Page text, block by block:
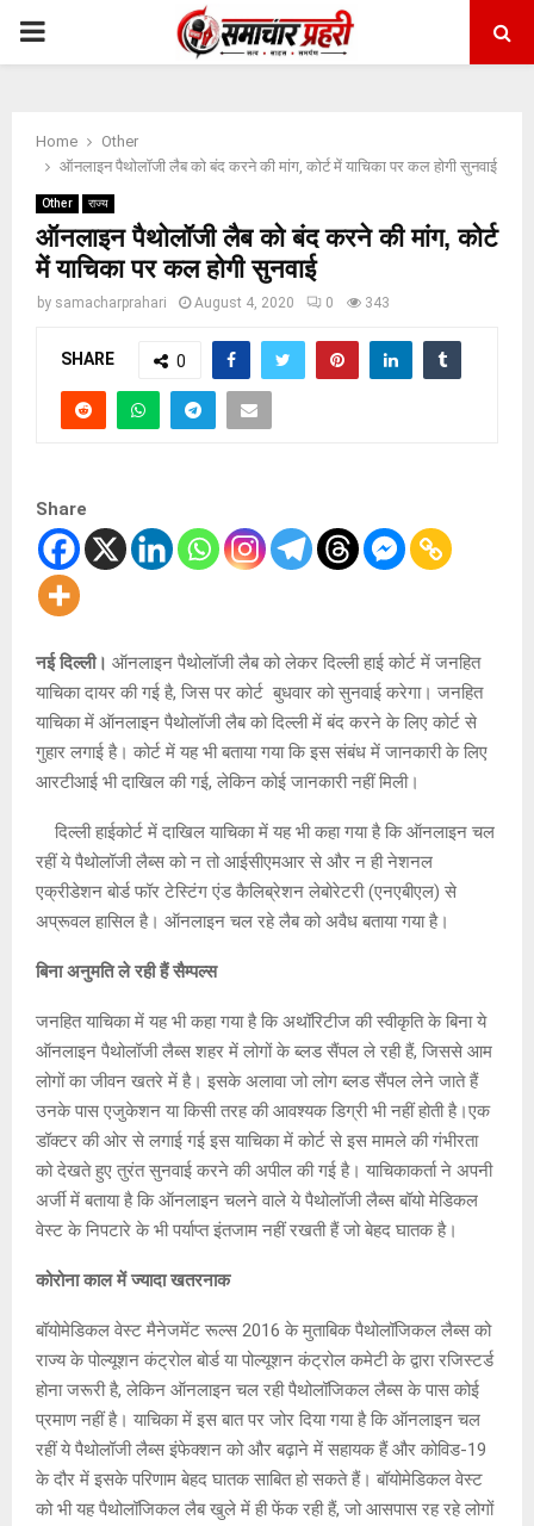
PRIMARY
Home
Other
ऑनलाइन पैथोलॉजी लैब को बंद करने की मांग, कोर्ट में याचिका पर कल होगी सुनवाई
Other राज्य
ऑनलाइन पैथोलॉजी लैब को बंद करने की मांग, कोर्ट
में याचिका पर कल होगी सुनवाई
by samacharprahari August 4, 2020 0 343
SHARE 0
Share
नई दिल्ली। ऑनलाइन पैथोलॉजी लैब को लेकर दिल्ली हाई कोर्ट में जनहित
याचिका दायर की गई है, जिस पर कोर्ट बुधवार को सुनवाई करेगा। जनहित
याचिका में ऑनलाइन पैथोलॉजी लैब को दिल्ली में बंद करने के लिए कोर्ट से
गुहार लगाई है। कोर्ट में यह भी बताया गया कि इस संबंध में जानकारी के लिए
आरटीआई भी दाखिल की गई, लेकिन कोई जानकारी नहीं मिली।
दिल्ली हाईकोर्ट में दाखिल याचिका में यह भी कहा गया है कि ऑनलाइन चल
रहीं ये पैथोलॉजी लैब्स को न तो आईसीएमआर से और न ही नेशनल
एक्रीडेशन बोर्ड फॉर टेस्टिंग एंड कैलिब्रेशन लेबोरेटरी (एनएबीएल) से
अप्रूवल हासिल है। ऑनलाइन चल रहे लैब को अवैध बताया गया है।
बिना अनुमति ले रही हैं सैम्पल्स
जनहित याचिका में यह भी कहा गया है कि अथॉरिटीज की स्वीकृति के बिना ये
ऑनलाइन पैथोलॉजी लैब्स शहर में लोगों के ब्लड सैंपल ले रही हैं, जिससे आम
लोगों का जीवन खतरे में है। इसके अलावा जो लोग ब्लड सैंपल लेने जाते हैं
उनके पास एजुकेशन या किसी तरह की आवश्यक डिग्री भी नहीं होती है।एक
डॉक्टर की ओर से लगाई गई इस याचिका में कोर्ट से इस मामले की गंभीरता
को देखते हुए तुरंत सुनवाई करने की अपील की गई है। याचिकाकर्ता ने अपनी
अर्जी में बताया है कि ऑनलाइन चलने वाले ये पैथोलॉजी लैब्स बॉयो मेडिकल
वेस्ट के निपटारे के भी पर्याप्त इंतजाम नहीं रखती हैं जो बेहद घातक है।
कोरोना काल में ज्यादा खतरनाक
बॉयोमेडिकल वेस्ट मैनेजमेंट रूल्स 2016 के मुताबिक पैथोलॉजिकल लैब्स को
राज्य के पोल्यूशन कंट्रोल बोर्ड या पोल्यूशन कंट्रोल कमेटी के द्वारा रजिस्टर्ड
होना जरूरी है, लेकिन ऑनलाइन चल रही पैथोलॉजिकल लैब्स के पास कोई
प्रमाण नहीं है। याचिका में इस बात पर जोर दिया गया है कि ऑनलाइन चल
रहीं ये पैथोलॉजी लैब्स इंफेक्शन को और बढ़ाने में सहायक हैं और कोविड-19
के दौर में इसके परिणाम बेहद घातक साबित हो सकते हैं। बॉयोमेडिकल वेस्ट
को भी यह पैथोलॉजिकल लैब खुले में ही फेंक रही हैं, जो आसपास रह रहे लोगों